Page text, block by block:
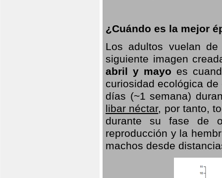
¿Cuándo es la mejor
Los adultos vuelan
siguiente imagen
abril y mayo es
curiosidad ecológica
días (~1 semana)
libar néctar, por tanto,
durante su fase de
reproducción y la
machos desde